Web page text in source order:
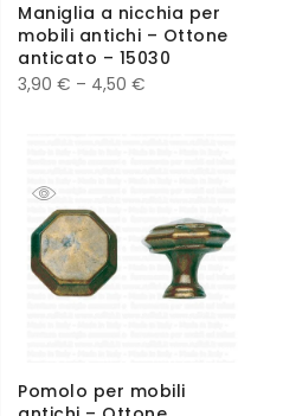
Maniglia a nicchia per
mobili antichi – Ottone
anticato – 15030
3,90 € – 4,50 €
Pomolo per mobili